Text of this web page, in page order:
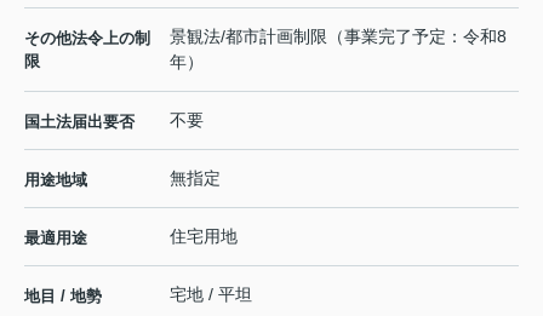
その他法令上の制
限
景観法/都市計画制限（事業完了予定：令和8
年）
国土法届出要否 不要
用途地域 無指定
最適用途 住宅用地
地目 / 地勢 宅地 / 平坦